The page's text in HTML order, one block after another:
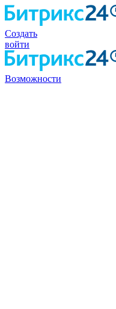
Создать
войти
Возможности